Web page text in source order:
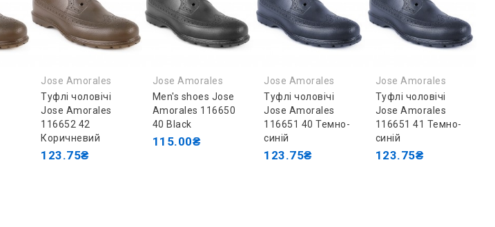
Jose Amorales
Туфлі чоловічі
Jose Amorales
116652 42
Коричневий
123.75₴
Jose Amorales
Men's shoes Jose
Amorales 116650
40 Black
115.00₴
Jose Amorales
Туфлі чоловічі
Jose Amorales
116651 40 Темно-
синій
123.75₴
Jose Amorales
Туфлі чоловічі
Jose Amorales
116651 41 Темно-
синій
123.75₴